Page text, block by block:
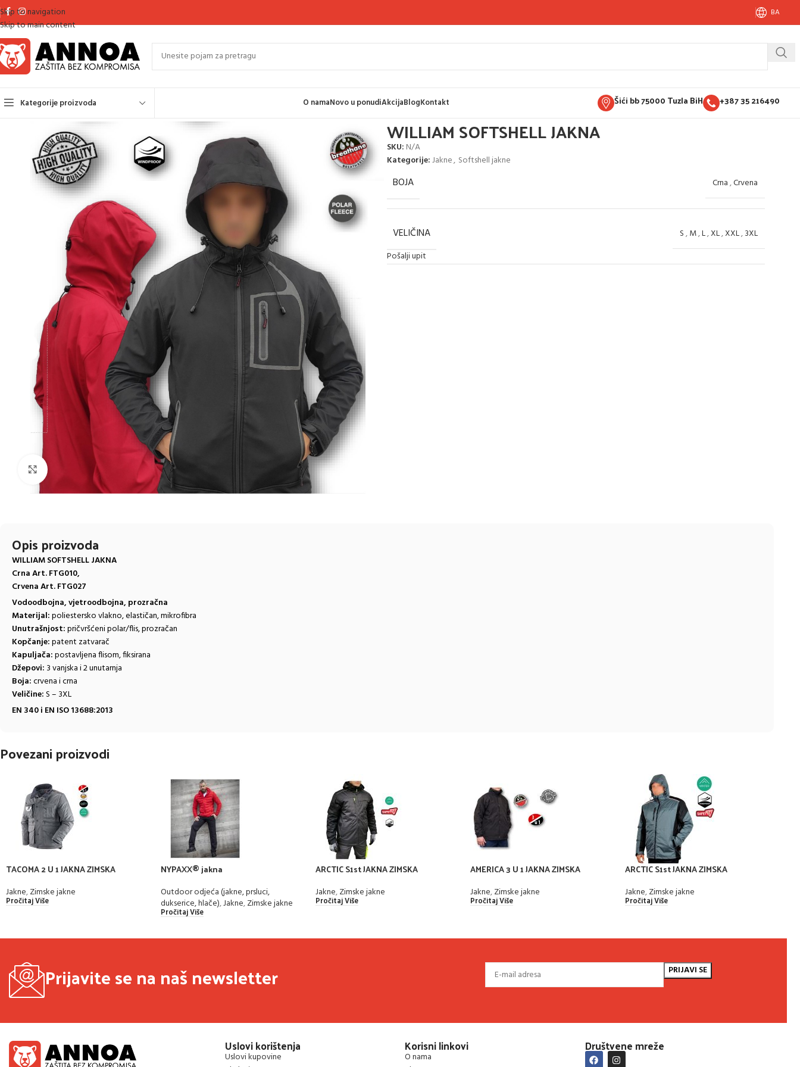
Skip to navigation
Skip to main content
BA
Kategorije proizvoda O namaNovo u ponudiAkcijaBlogKontakt Šići bb 75000 Tuzla BiH +387 35 216490
Click to enlarge
WILLIAM SOFTSHELL JAKNA
SKU: N/A
Kategorije:Jakne, Softshell jakne
BOJA Crna,Crvena
VELIČINA S,M,L,XL,XXL,3XL
Pošalji upit
Opis proizvoda
WILLIAM SOFTSHELL JAKNA
Crna Art. FTG010,
Crvena Art. FTG027
Vodoodbojna, vjetroodbojna, prozračna
Materijal:poliestersko vlakno, elastičan, mikrofibra
Unutrašnjost:pričvršćeni polar/flis, prozračan
Kopčanje:patent zatvarač
Kapuljača:postavljena flisom, fiksirana
Džepovi: 3 vanjska i 2 unutarnja
Boja:crvena i crna
Veličine:S – 3XL
EN 340 i EN ISO 13688:2013
Povezani proizvodi
TACOMA 2 U 1 JAKNA ZIMSKA
Jakne,Zimske jakne
Pročitaj Više
NYPAXX® jakna
Outdoor odjeća (jakne, prsluci,
dukserice, hlače),Jakne,Zimske jakne
Pročitaj Više
ARCTIC S1st JAKNA ZIMSKA
Jakne,Zimske jakne
Pročitaj Više
AMERICA 3 U 1 JAKNA ZIMSKA
Jakne,Zimske jakne
Pročitaj Više
ARCTIC S1st JAKNA ZIMSKA
Jakne,Zimske jakne
Pročitaj Više
Prijavite se na naš newsletter
Uslovi korištenja
Uslovi kupovine
Korisni linkovi
O nama
Društvene mreže